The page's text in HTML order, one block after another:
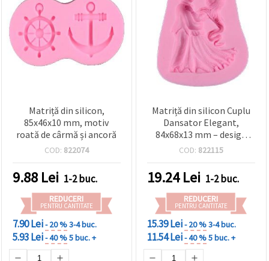
Matriță din silicon,
85x46x10 mm, motiv
roată de cârmă și ancoră
COD: 822074
9.88 Lei 1-2 buc.
REDUCERI
PENTRU CANTITATE
7.90 Lei- 20 %3-4 buc.
5.93 Lei- 40 %5 buc. +
Matriță din silicon Cuplu
Dansator Elegant,
84x68x13 mm – design
Dans de Salon/Nuntă,
epoxidică, lut polimeric,
săpun, ipsos
COD: 822115
19.24Lei 1-2 buc.
REDUCERI
PENTRU CANTITATE
15.39 Lei- 20 %3-4 buc.
11.54 Lei- 40 %5 buc. +